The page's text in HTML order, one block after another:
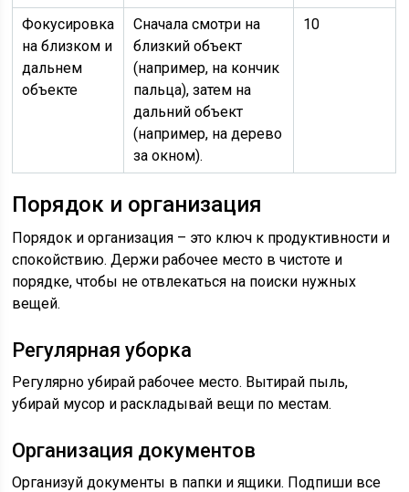
Фокусировка
на близком и
дальнем
объекте
Сначала смотри на
близкий объект
(например, на кончик
пальца), затем на
дальний объект
(например, на дерево
за окном).
10
Порядок и организация
Порядок и организация – это ключ к продуктивности и
спокойствию. Держи рабочее место в чистоте и
порядке, чтобы не отвлекаться на поиски нужных
вещей.
Регулярная уборка
Регулярно убирай рабочее место. Вытирай пыль,
убирай мусор и раскладывай вещи по местам.
Организация документов
Организуй документы в папки и ящики. Подпиши все